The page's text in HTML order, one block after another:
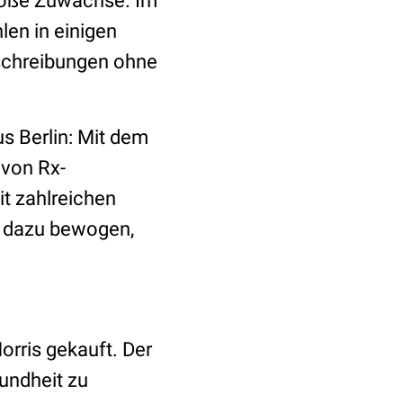
in einigen
ohne
Berlin: Mit dem
Rx-
zahlreichen
bewogen,
gekauft. Der
zu